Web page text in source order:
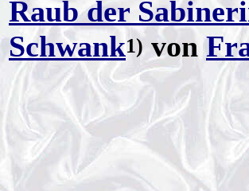
Raub der
Schwank1)von